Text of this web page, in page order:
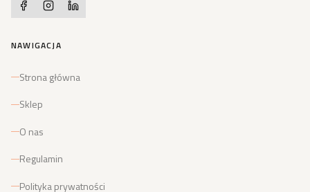
NAWIGACJA
Strona główna
Sklep
O nas
Regulamin
Polityka prywatności